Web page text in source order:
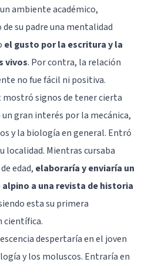
ambiente académico,
su padre una mentalidad
el gusto por la escritura y la
vivos. Por contra, la relación
no fue fácil ni positiva.
mostró signos de tener cierta
gran interés por la mecánica,
y la biología en general. Entró
Mientras cursaba
edad, elaboraría y enviaría un
a una revista de historia
esta su primera
científica.
despertaría en el joven
y los moluscos. Entraría en